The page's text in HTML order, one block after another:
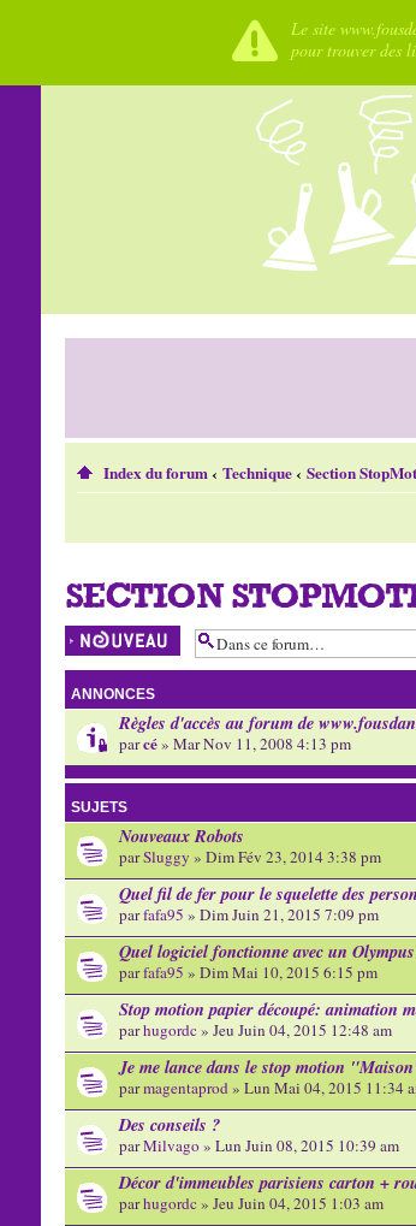
Le site
pour trouver des
Index du forum‹ Technique‹ Section
SECTION
Écrire un nouveau
sujet
ANNONCES
Règles d'accès au forum de
parcé» Mar Nov 11, 2008 4:13 pm
SUJETS
Nouveaux Robots
parSluggy » Dim Fév 23, 2014 3:38 pm
Quel fil de fer pour le squelette des
parfafa95 » Dim Juin 21, 2015 7:09 pm
Quel logiciel fonctionne avec un
parfafa95 » Dim Mai 10, 2015 6:15 pm
Stop motion papier découpé: animation
parhugordc» Jeu Juin 04, 2015 12:48 am
Je me lance dans le stop motion
parmagentaprod» Lun Mai 04, 2015 11:34
Des conseils ?
parMilvago» Lun Juin 08, 2015 10:39 am
Décor d'immeubles parisiens carton +
parhugordc» Jeu Juin 04, 2015 1:03 am